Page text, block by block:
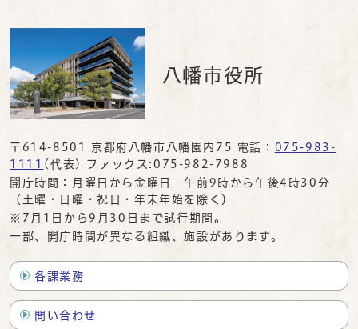
八幡市役所
〒614-8501 京都府八幡市八幡園内75 電話： 075-983-
1111 (代表) ファックス:075-982-7988
開庁時間：月曜日から金曜日 午前9時から午後4時30分
（土曜・日曜・祝日・年末年始を除く）
※7月1日から9月30日まで試行期間。
一部、開庁時間が異なる組織、施設があります。
各課業務
問い合わせ